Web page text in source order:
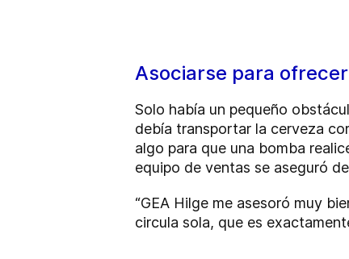
Asociarse para
Solo había un pequeño
debía transportar la cerveza
algo para que una bomba
equipo de ventas se aseguró
“GEA Hilge me asesoró muy
circula sola, que es